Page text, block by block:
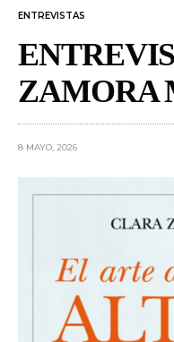
ENTREVISTAS
ZAMORA
8 MAYO, 2026